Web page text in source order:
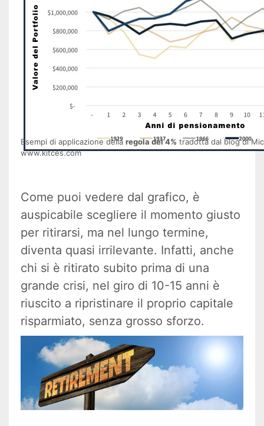
Esempi di applicazione della regola del 4% tradotta dal blog di
www.kitces.com
Come puoi vedere dal grafico, è
auspicabile scegliere il momento giusto
per ritirarsi, ma nel lungo termine,
diventa quasi irrilevante. Infatti, anche
chi si è ritirato subito prima di una
grande crisi, nel giro di 10-15 anni è
riuscito a ripristinare il proprio capitale
risparmiato, senza grosso sforzo.